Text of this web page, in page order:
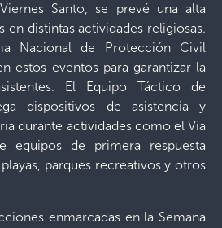
Santo, se prevé una alta
en distintas actividades religiosas.
Nacional de Protección Civil
estos eventos para garantizar la
El Equipo Táctico de
dispositivos de asistencia y
durante actividades como el Vía
equipos de primera respuesta
parques recreativos y otros
enmarcadas en la Semana